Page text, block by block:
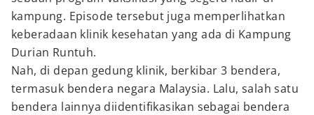
kampung. Episode tersebut juga memperlihatkan
keberadaan klinik kesehatan yang ada di Kampung
Durian Runtuh.
Nah, di depan gedung klinik, berkibar 3 bendera,
termasuk bendera negara Malaysia. Lalu, salah satu
bendera lainnya diidentifikasikan sebagai bendera